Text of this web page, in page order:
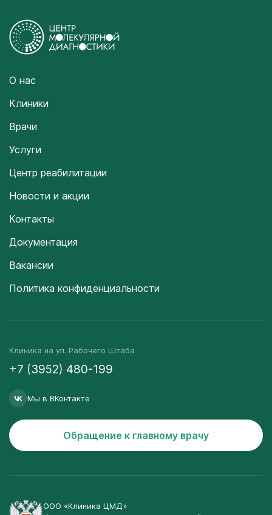
О нас
Клиники
Врачи
Услуги
Центр реабилитации
Новости и акции
Контакты
Документация
Вакансии
Политика конфиденциальности
Клиника на ул. Рабочего Штаба
+7 (3952) 480-199
Мы в ВКонтакте
Обращение к главному врачу
ООО «Клиника ЦМД»